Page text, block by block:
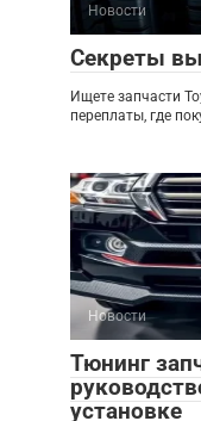
Новости
Секреты
Ищете запчасти
переплаты, где
Новости
Тюнинг
установке